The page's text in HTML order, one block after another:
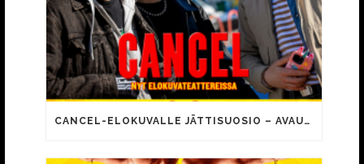
CANCEL-ELOKUVALLE JÄTTISUOSIO – AVAUSPÄIVÄNÄ JO 15 492 KATSOJAA!